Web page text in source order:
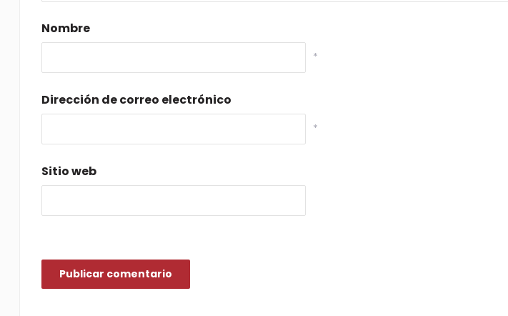
Nombre
*
Dirección de correo electrónico
*
Sitio web